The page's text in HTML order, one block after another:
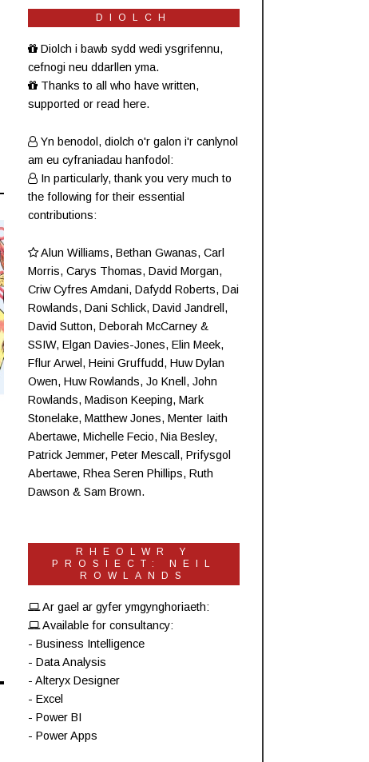
DIOLCH
Diolch i bawb sydd wedi ysgrifennu,
cefnogi neu ddarllen yma.
Thanks to all who have written,
supported or read here.
Yn benodol, diolch o'r galon i'r canlynol
am eu cyfraniadau hanfodol:
In particularly, thank you very much to
the following for their essential
contributions:
Alun Williams, Bethan Gwanas, Carl
Morris, Carys Thomas, David Morgan,
CriwCyfres Amdani, Dafydd Roberts, Dai
Rowlands, Dani Schlick, David Jandrell ,
David Sutton, Deborah McCarney &
SSIW, Elgan Davies-Jones, Elin Meek,
Fflur Arwel, Heini Gruffudd, Huw Dylan
Owen, Huw Rowlands, Jo Knell , John
Rowlands, Madison Keeping, Mark
Stonelake, Matthew Jones, Menter Iaith
Abertawe, Michelle Fecio, Nia Besley,
Patrick Jemmer, Peter Mescall , Prifysgol
Abertawe, Rhea Seren Phillips, Ruth
Dawson & Sam Brown.
RHEOLWR Y
PROSIECT: NEIL
ROWLANDS
Ar gael ar gyfer ymgynghoriaeth:
Available for consultancy:
- Business Intelligence
- Data Analysis
- Alteryx Designer
- Excel
- Power BI
- Power Apps